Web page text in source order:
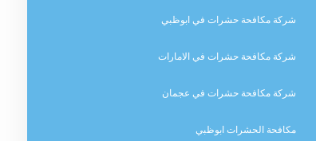
شركة مكافحة حشرات في ابوظبي
شركة مكافحة حشرات في الامارات
شركة مكافحة حشرات في عجمان
مكافحة الحشرات ابوظبي